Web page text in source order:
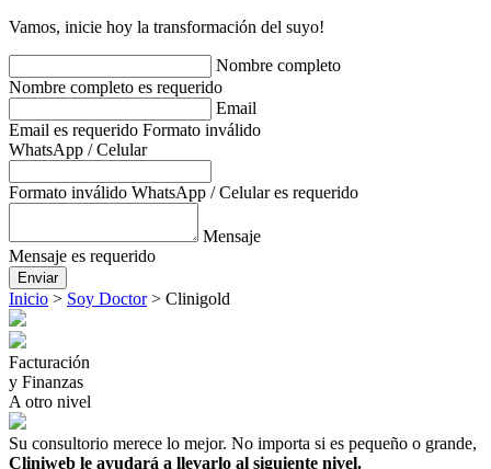
Vamos, inicie hoy la transformación del suyo!
Nombre completo
Nombre completo es requerido
Email
Email es requerido Formato inválido
WhatsApp / Celular
Formato inválido WhatsApp / Celular es requerido
Mensaje
Mensaje es requerido
Enviar
Inicio > Soy Doctor > Clinigold
Facturación
y Finanzas
A otro nivel
Su consultorio merece lo mejor. No importa si es pequeño o grande,
Cliniweb le ayudará a llevarlo al siguiente nivel.